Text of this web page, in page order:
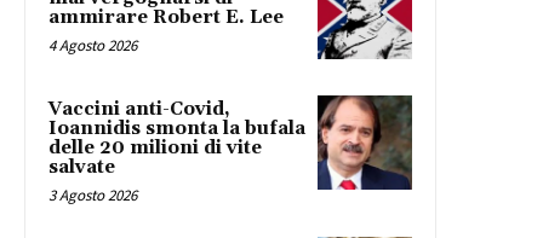
ammirare Robert E. Lee
4 Agosto 2026
Vaccini anti-Covid,
Ioannidis smonta la bufala
delle 20 milioni di vite
salvate
3 Agosto 2026